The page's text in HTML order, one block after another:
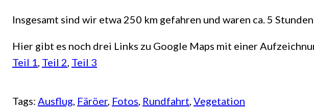
Insgesamt sind wir etwa 250 km gefahren und waren ca. 5
Hier gibt es noch drei Links zu Google Maps mit einer
Teil 1, Teil 2, Teil 3
Tags: Ausflug, Färöer, Fotos, Rundfahrt, Vegetation